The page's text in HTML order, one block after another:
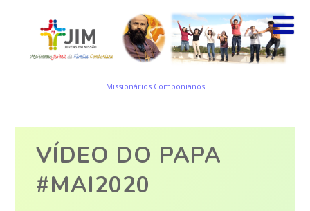
Missionários Combonianos
VÍDEO DO PAPA
#MAI2020